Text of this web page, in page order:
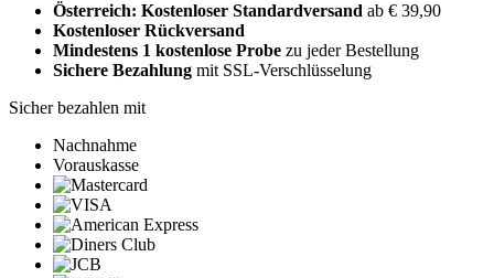
Österreich: Kostenloser Standardversand ab € 39,90
Kostenloser Rückversand
Mindestens 1 kostenlose Probe zu jeder Bestellung
Sichere Bezahlung mit SSL-Verschlüsselung
Sicher bezahlen mit
Nachnahme
Vorauskasse